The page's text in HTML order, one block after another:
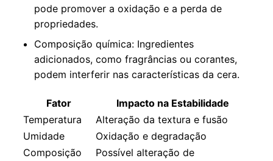
pode promover a oxidação e a perda de
propriedades.
Composição química: Ingredientes
adicionados, como fragrâncias ou corantes,
podem interferir nas características da cera.
Fator
Impacto na Estabilidade
Temperatura
Alteração da textura e fusão
Umidade
Oxidação e degradação
Composição
Possível alteração de